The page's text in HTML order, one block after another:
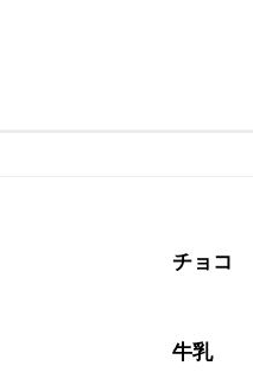
めにお召し上がりください。
チョコ
牛乳